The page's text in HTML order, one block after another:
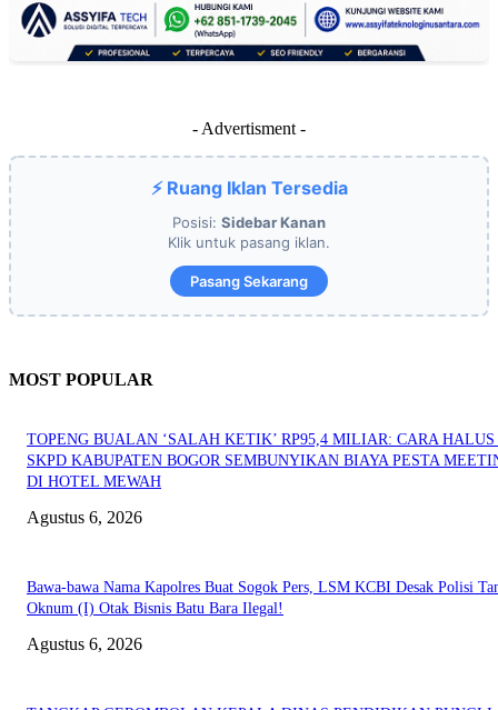
- Advertisment -
⚡ Ruang Iklan Tersedia
Posisi: Sidebar Kanan
Klik untuk pasang iklan.
Pasang Sekarang
MOST POPULAR
TOPENG BUALAN ‘SALAH KETIK’ RP95,4 MILIAR: CARA HALUS
SKPD KABUPATEN BOGOR SEMBUNYIKAN BIAYA PESTA
DI HOTEL MEWAH
Agustus 6, 2026
Bawa-bawa Nama Kapolres Buat Sogok Pers, LSM KCBI Desak Polisi
Oknum (I) Otak Bisnis Batu Bara Ilegal!
Agustus 6, 2026